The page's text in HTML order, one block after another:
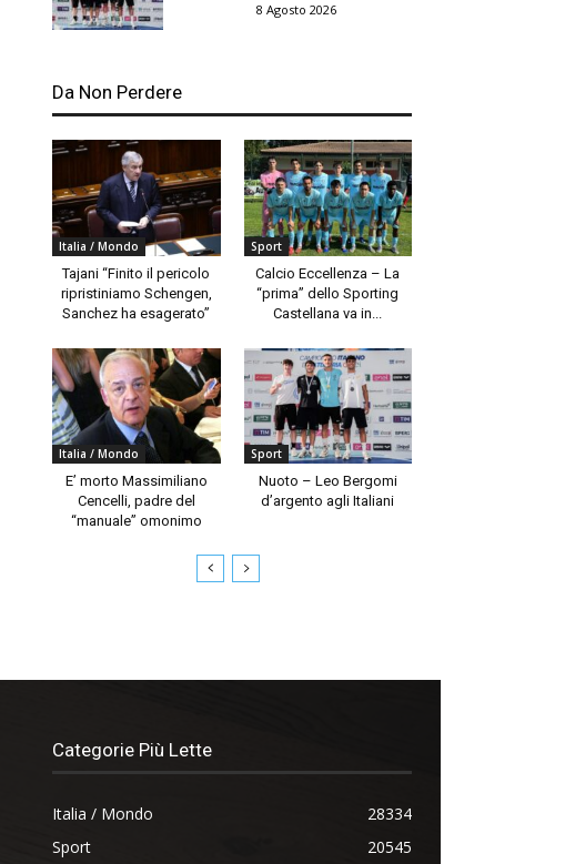
8 Agosto 2026
Da Non Perdere
Italia / Mondo
Tajani “Finito il pericolo
ripristiniamo Schengen,
Sanchez ha esagerato”
Sport
Calcio Eccellenza – La
“prima” dello Sporting
Castellana va in...
Italia / Mondo
E’ morto Massimiliano
Cencelli, padre del
“manuale” omonimo
Sport
Nuoto – Leo Bergomi
d’argento agli Italiani
Categorie Più Lette
Italia / Mondo
28334
Sport
20545